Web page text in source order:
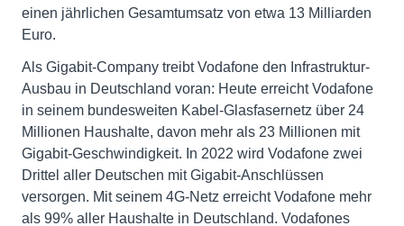
einen jährlichen Gesamtumsatz von etwa 13 Milliarden
Euro.
Als Gigabit-Company treibt Vodafone den Infrastruktur-
Ausbau in Deutschland voran: Heute erreicht Vodafone
in seinem bundesweiten Kabel-Glasfasernetz über 24
Millionen Haushalte, davon mehr als 23 Millionen mit
Gigabit-Geschwindigkeit. In 2022 wird Vodafone zwei
Drittel aller Deutschen mit Gigabit-Anschlüssen
versorgen. Mit seinem 4G-Netz erreicht Vodafone mehr
als 99% aller Haushalte in Deutschland. Vodafones